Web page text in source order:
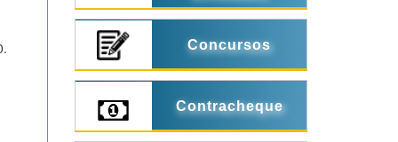
Concursos
Contracheque